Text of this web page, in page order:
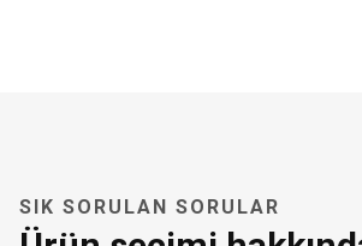
SIK SORULAN SORULAR